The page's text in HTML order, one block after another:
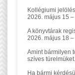
Kollégiumi
2026. május 15 –
A könyvtárak
2026. május 18
Amint bármilyen
szíves türelmüket.
Ha bármi